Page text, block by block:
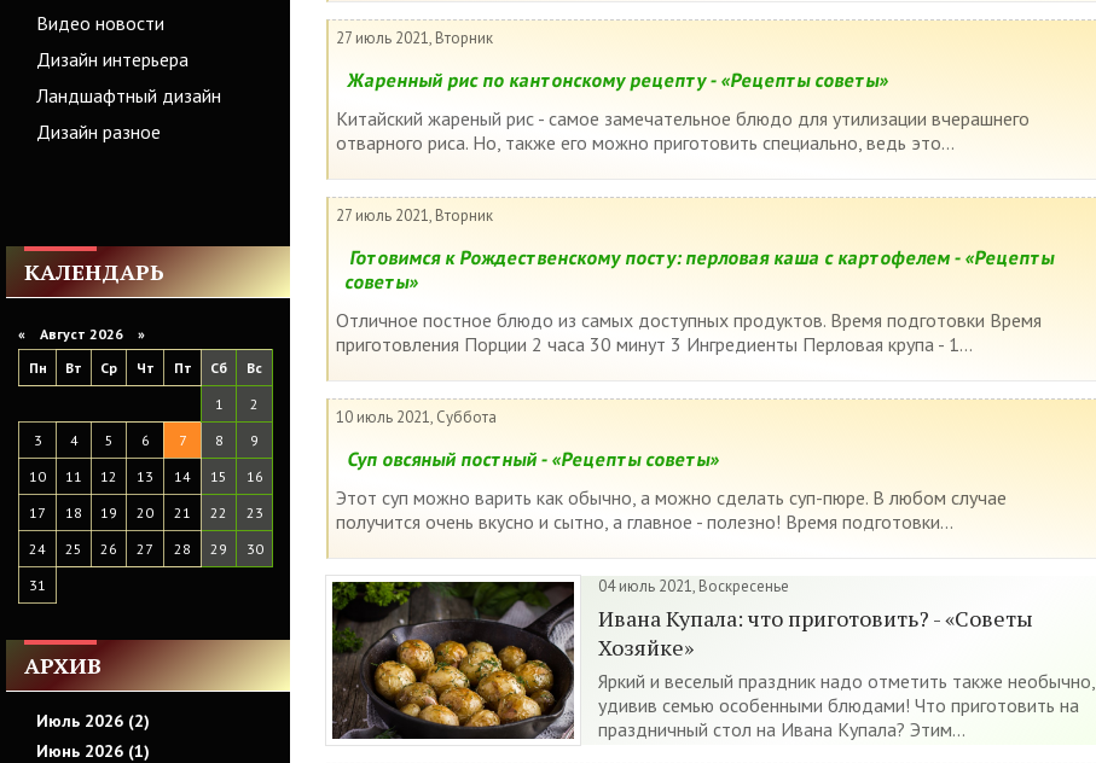
Видео новости
Дизайн интерьера
Ландшафтный дизайн
Дизайн разное
КАЛЕНДАРЬ
« Август 2026 »
Пн
Вт Ср Чт Пт Сб
Вс
1
2
3
4 5 6 7 8
9
10
11 12 13 14 15
16
17
18 19 20 21 22
23
24
25 26 27 28 29
30
31
АРХИВ
Июль 2026 (2)
Июнь 2026 (1)
27 июль 2021, Вторник
Жаренный рис по кантонскому рецепту - «Рецепты советы»
Китайский жареный рис - самое замечательное блюдо для утилизации вчерашнего
отварного риса. Но, также его можно приготовить специально, ведь это...
27 июль 2021, Вторник
Готовимся к Рождественскому посту: перловая каша с картофелем - «Рецепты
советы»
Отличное постное блюдо из самых доступных продуктов. Время подготовки Время
приготовления Порции 2 часа 30 минут 3 Ингредиенты Перловая крупа - 1...
10 июль 2021, Суббота
Суп овсяный постный - «Рецепты советы»
Этот суп можно варить как обычно, а можно сделать суп-пюре. В любом случае
получится очень вкусно и сытно, а главное - полезно! Время подготовки...
04 июль 2021, Воскресенье
Ивана Купала: что приготовить? - «Советы
Хозяйке»
Яркий и веселый праздник надо отметить также необычно,
удивив семью особенными блюдами! Что приготовить на
праздничный стол на Ивана Купала? Этим...